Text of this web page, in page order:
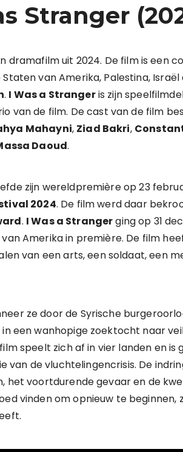
Stranger
dramafilm uit 2024. De film is een
van Amerika, Palestina,
. I Was a Strangeris zijn
van de film. De cast van de film
Mahayni, Ziad Bakri,
Daoud.
zijn wereldpremière op 23
2024. De film werd daar
. I Was a Strangerging op 31
Amerika in première. De film
van een arts, een soldaat, een
ze door de Syrische
een wanhopige zoektocht naar
speelt zich af in vier landen en
van de vluchtelingencrisis. De
het voortdurende gevaar en de
vinden om opnieuw te beginnen,